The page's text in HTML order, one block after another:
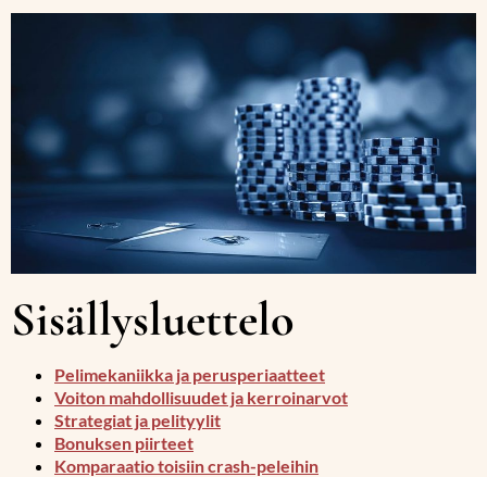
Sisällysluettelo
Pelimekaniikka ja perusperiaatteet
Voiton mahdollisuudet ja kerroinarvot
Strategiat ja pelityylit
Bonuksen piirteet
Komparaatio toisiin crash-peleihin